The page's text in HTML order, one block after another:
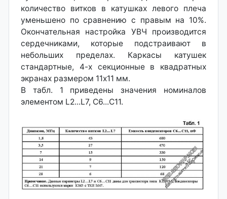
количество витков в катушках левого плеча
уменьшено по сравнению с правым на 10%.
Окончательная настройка УВЧ производится
сердечниками, которые подстраивают в
небольших пределах. Каркасы катушек
стандартные, 4-х секционные в квадратных
экранах размером 11x11 мм.
В табл. 1 приведены значения номиналов
элементом L2...L7, С6...С11.